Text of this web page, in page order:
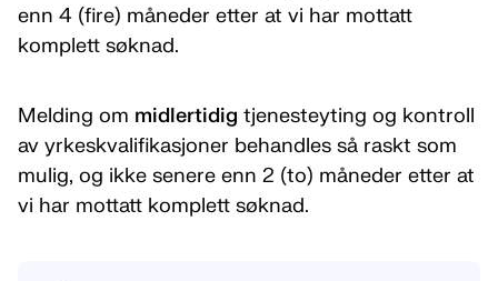
enn 4 (fire) måneder etter at vi har mottatt
komplett søknad.
Melding om midlertidig tjenesteyting og kontroll
av yrkeskvalifikasjoner behandles så raskt som
mulig, og ikke senere enn 2 (to) måneder etter at
vi har mottatt komplett søknad.